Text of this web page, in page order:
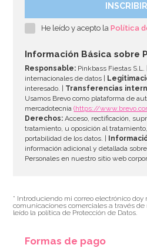
Piñata Caballo Marrón 42 cm
He leído y acepto laPolítica
Información Básica sobre
Responsable: Pinkbass Fiestas S.L. |
internacionales de datos |
interesado. | Transferencias
Usamos Brevo como plataforma de
mercadotecnia(https://
Derechos: Acceso, rectificación,
tratamiento, u oposición al
portabilidad de los datos. |
información adicional y detallada
Personales en nuestro sitio web
* Introduciendo mi correo electrónico
comunicaciones comerciales a través
leído la política de Protección de Datos.
Formas de pago